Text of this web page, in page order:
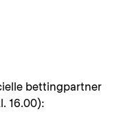
bettingpartner
16.00):